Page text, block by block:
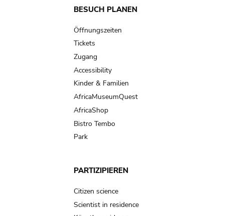
Main
navigation
BESUCH PLANEN
Öffnungszeiten
Tickets
Zugang
Accessibility
Kinder & Familien
AfricaMuseumQuest
AfricaShop
Bistro Tembo
Park
PARTIZIPIEREN
Citizen science
Scientist in residence